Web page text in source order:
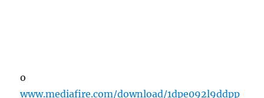
o
www.mediafire.com/download/1dpe092l9ddpp